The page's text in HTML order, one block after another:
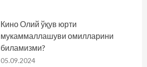
Кино Олий ўқув юрти
мукаммаллашуви омилларини
биламизми?
05.09.2024